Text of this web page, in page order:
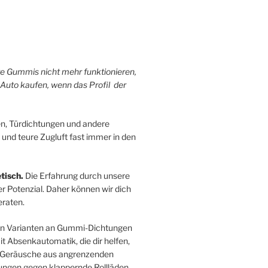
Gummis nicht mehr funktionieren,
kaufen, wenn das Profil der
Türdichtungen und andere
teure Zugluft fast immer in den
Die Erfahrung durch unsere
Potenzial. Daher können wir dich
Varianten an Gummi-Dichtungen
Absenkautomatik, die dir helfen,
aus angrenzenden